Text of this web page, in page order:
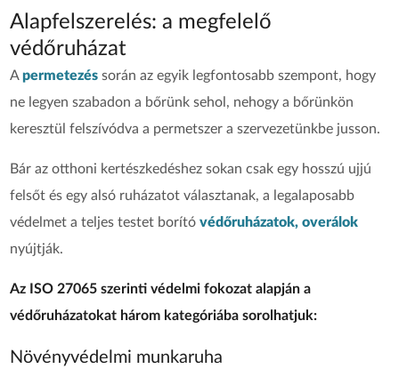
Alapfelszerelés: a megfelelő
védőruházat
Apermetezés során az egyik legfontosabb szempont, hogy
ne legyen szabadon a bőrünk sehol, nehogy a bőrünkön
keresztül felszívódva a permetszer a szervezetünkbe jusson.
Bár az otthoni kertészkedéshez sokan csak egy hosszú ujjú
felsőt és egy alsó ruházatot választanak, a legalaposabb
védelmet a teljes testet borítóvédőruházatok, overálok
nyújtják.
Az ISO 27065 szerinti védelmi fokozat alapján a
védőruházatokat három kategóriába sorolhatjuk:
Növényvédelmi munkaruha